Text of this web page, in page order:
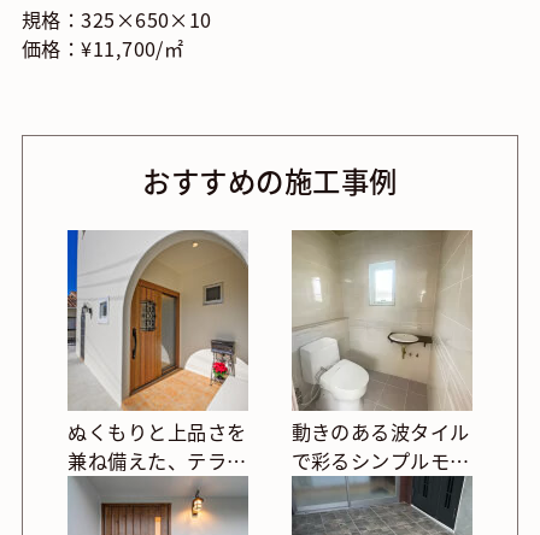
規格：325×650×10
価格：¥11,700/㎡
おすすめの施工事例
ぬくもりと上品さを
兼ね備えた、テラコ
ッタ調タイルの玄関
まわり
動きのある波タイル
で彩るシンプルモダ
ンなトイレ